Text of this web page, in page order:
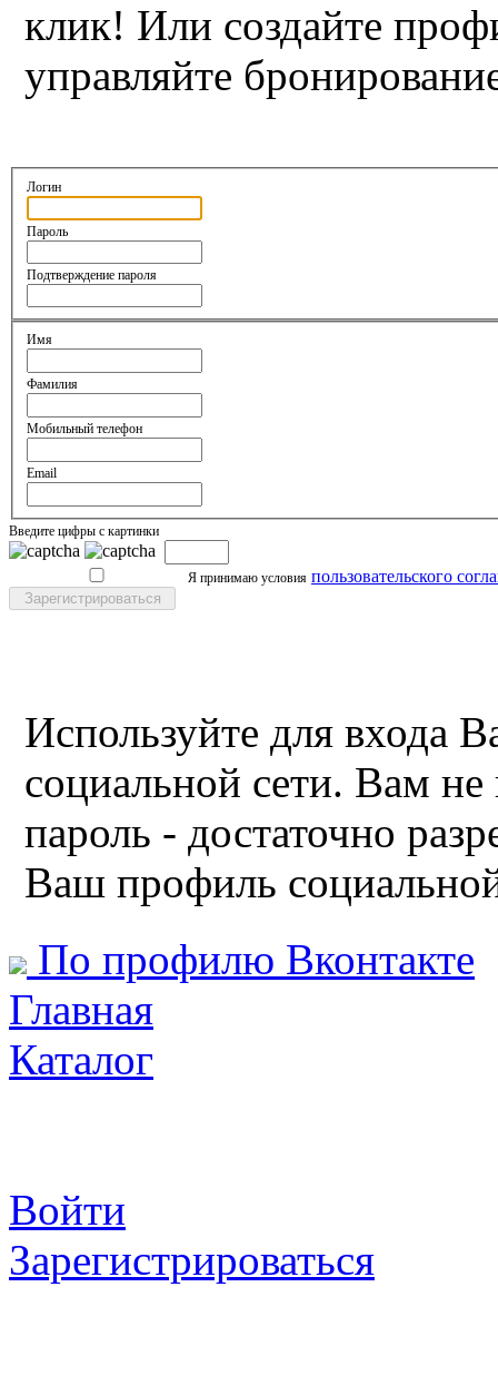
клик! Или создайте
управляйте
Логин
Пароль
Подтверждение пароля
Имя
Фамилия
Мобильный телефон
Email
Введите цифры с картинки
Я принимаю условия пользовательского
Используйте для входа
социальной сети. Вам
пароль - достаточно
Ваш профиль
По профилю Вконтакте
Главная
Каталог
Войти
Зарегистрироваться